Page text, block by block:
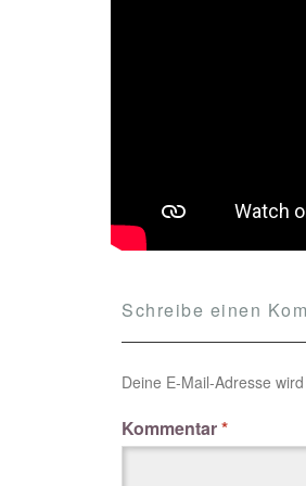
Schreibe einen
Deine E-Mail-Adresse
Kommentar*